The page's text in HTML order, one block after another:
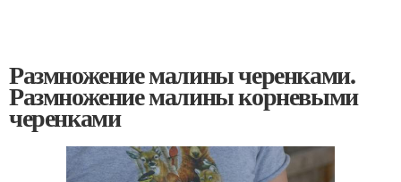
Размножение малины черенками.
Размножение малины корневыми
черенками